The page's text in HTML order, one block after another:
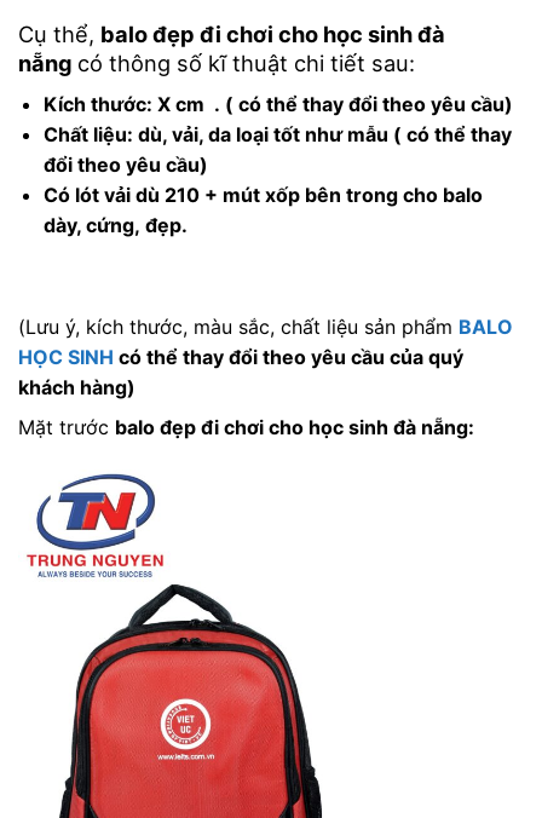
Cụ thể, balo đẹp đi chơi cho học sinh đà
nẵng có thông số kĩ thuật chi tiết sau:
Kích thước: X cm . ( có thể thay đổi theo yêu cầu)
Chất liệu: dù, vải, da loại tốt như mẫu ( có thể thay
đổi theo yêu cầu)
Có lót vải dù 210 + mút xốp bên trong cho balo
dày, cứng, đẹp.
(Lưu ý, kích thước, màu sắc, chất liệu sản phẩm BALO
HỌC SINH có thể thay đổi theo yêu cầu của quý
khách hàng)
Mặt trước balo đẹp đi chơi cho học sinh đà nẵng: